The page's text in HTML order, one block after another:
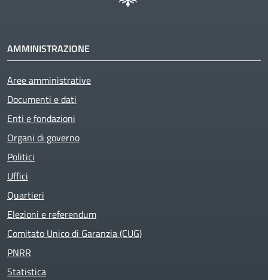
AMMINISTRAZIONE
Aree amministrative
Documenti e dati
Enti e fondazioni
Organi di governo
Politici
Uffici
Quartieri
Elezioni e referendum
Comitato Unico di Garanzia (CUG)
PNRR
Statistica